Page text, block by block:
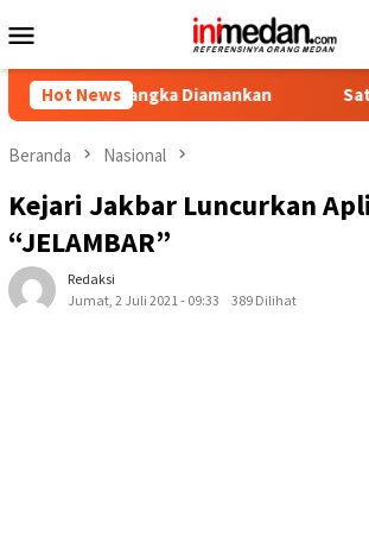
ke
Mobile
Hot News
Diamankan Satgas PRR
Beranda Nasional
Kejari Jakbar Luncurkan
“JELAMBAR”
Redaksi
Jumat, 2 Juli 2021 - 09:33
389 Dilihat